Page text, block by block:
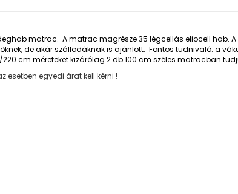
matrac. A matrac magrésze 35 légcellás eliocell hab. A
de akár szállodáknak is ajánlott. Fontos tudnivaló: a
cm méreteket kizárólag 2 db 100 cm széles matracban
egyedi árat kell kérni !